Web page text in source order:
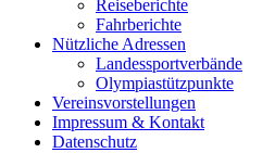
Reiseberichte
Fahrberichte
Nützliche Adressen
Landessportverbände
Olympiastützpunkte
Vereinsvorstellungen
Impressum & Kontakt
Datenschutz